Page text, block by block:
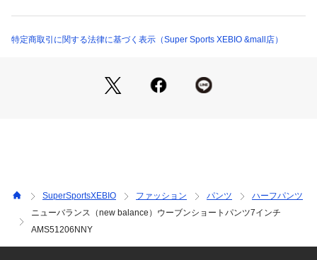
上】32cm 【股下】18cm 【すそ幅】36.5cm 【わたり幅】37c
●ストレッチウーブン素材を使用した7インチショーツです。日
本人の体系に合うようスマートに見えるシルエットなどディテ
※一部商品において弊社カラー表記がメーカーカラー表記と異
なる場合がございます。
※ブラウザやお使いのモニター環境により、掲載画像と実際の
商品の色味が若干異なる場合があります。
特定商取引に関する法律に基づく表示（Super Sports XEBIO &mall店）
SuperSportsXEBIO ファッション パンツ
ハーフパンツ
ニューバランス（new balance）ウーブンショートパンツ7インチ
AMS51206NNY